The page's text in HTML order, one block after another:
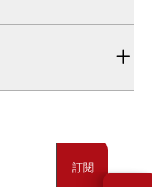
訂閱